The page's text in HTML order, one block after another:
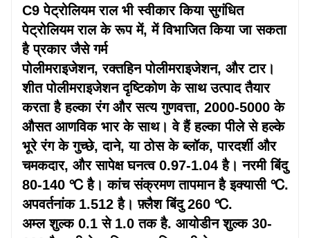
C9 पेट्रोलियम राल भीस्वीकार किया सुगंधित
पेट्रोलियम राल के रूप में, में विभाजित किया जा सकता
हैप्रकार जैसे गर्म
पोलीमराइजेशन,रक्तहिन पोलीमराइजेशन, और टार।
शीत पोलीमराइजेशनदृष्टिकोण के साथ उत्पाद तैयार
करता हैहल्का रंग औरसत्य गुणवत्ता, 2000-5000 के
औसत आणविक भार के साथ। वे हैंहल्का पीले से हल्के
भूरे रंग के गुच्छे, दाने, या ठोस के ब्लॉक,पारदर्शी और
चमकदार, और सापेक्ष घनत्व 0.97-1.04 है। नरमी बिंदु
80-140 ℃ है। कांच संक्रमण तापमान हैइक्यासी ℃.
अपवर्तनांक 1.512 है। फ़्लैश बिंदु 260 ℃.
अम्लशुल्क 0.1 से 1.0 तक है. आयोडीनशुल्क 30-